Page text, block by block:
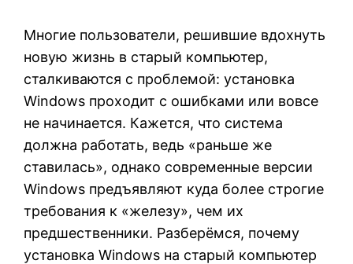
Многие пользователи, решившие вдохнуть
новую жизнь в старый компьютер,
сталкиваются с проблемой: установка
Windows проходит с ошибками или вовсе
не начинается. Кажется, что система
должна работать, ведь «раньше же
ставилась», однако современные версии
Windows предъявляют куда более строгие
требования к «железу», чем их
предшественники. Разберёмся, почему
установка Windows на старый компьютер